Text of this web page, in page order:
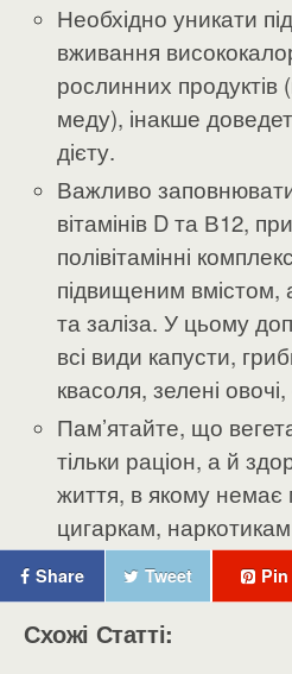
Необхідно уникати
вживання
рослинних продуктів
меду), інакше
дієту.
Важливо
вітамінів D та В12,
полівітамінні
підвищеним вмістом,
та заліза. У цьому
всі види капусти,
квасоля, зелені
Пам’ятайте, що
тільки раціон, а й
життя, в якому немає
цигаркам,
Share Tweet Pin
Схожі Статті: